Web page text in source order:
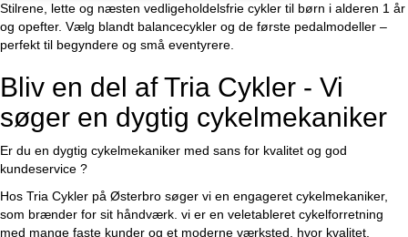
Stilrene, lette og næsten vedligeholdelsfrie cykler til børn i alderen 1 år
og opefter. Vælg blandt balancecykler og de første pedalmodeller –
perfekt til begyndere og små eventyrere.
Bliv en del af Tria Cykler - Vi
søger en dygtig cykelmekaniker
Er du en dygtig cykelmekaniker med sans for kvalitet og god
kundeservice ?
Hos Tria Cykler på Østerbro søger vi en engageret cykelmekaniker,
som brænder for sit håndværk. vi er en veletableret cykelforretning
med mange faste kunder og et moderne værksted, hvor kvalitet,